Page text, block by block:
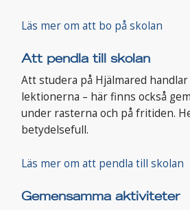
Läs mer om att bo på skolan
Att pendla till skolan
Att studera på Hjälmared
lektionerna – här finns också
under rasterna och på fritiden.
betydelsefull.
Läs mer om att pendla till skolan
Gemensamma aktiviteter